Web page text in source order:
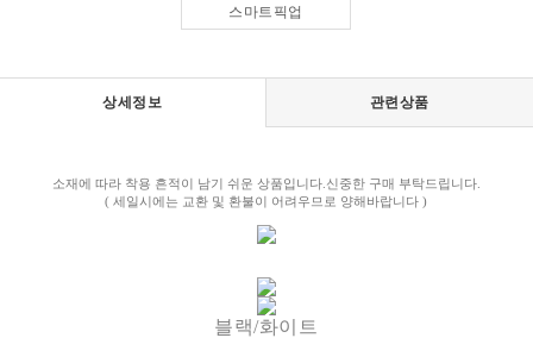
스마트픽업
상세정보 관련상품
소재에 따라 착용 흔적이 남기 쉬운 상품입니다.신중한 구매 부탁드립니다.
( 세일시에는 교환 및 환불이 어려우므로 양해바랍니다 )
블랙/화이트